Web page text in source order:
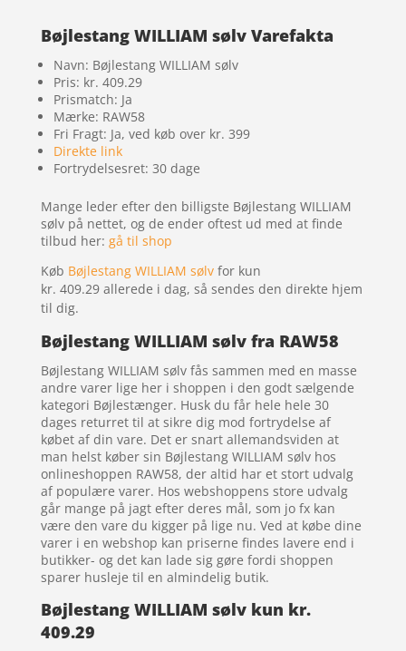
Bøjlestang WILLIAM sølv Varefakta
Navn: Bøjlestang WILLIAM sølv
Pris: kr. 409.29
Prismatch: Ja
Mærke: RAW58
Fri Fragt: Ja, ved køb over kr. 399
Direkte link
Fortrydelsesret: 30 dage
Mange leder efter den billigste Bøjlestang WILLIAM
sølv på nettet, og de ender oftest ud med at finde
tilbud her: gå til shop
Køb Bøjlestang WILLIAM sølvfor kun
kr. 409.29 allerede i dag, så sendes den direkte hjem
til dig.
Bøjlestang WILLIAM sølv fra RAW58
Bøjlestang WILLIAM sølv fås sammen med en masse
andre varer lige her i shoppen i den godt sælgende
kategori Bøjlestænger. Husk du får hele hele 30
dages returret til at sikre dig mod fortrydelse af
købet af din vare. Det er snart allemandsviden at
man helst køber sin Bøjlestang WILLIAM sølv hos
onlineshoppen RAW58, der altid har et stort udvalg
af populære varer. Hos webshoppens store udvalg
går mange på jagt efter deres mål, som jo fx kan
være den vare du kigger på lige nu. Ved at købe dine
varer i en webshop kan priserne findes lavere end i
butikker- og det kan lade sig gøre fordi shoppen
sparer husleje til en almindelig butik.
Bøjlestang WILLIAM sølv kun kr.
409.29